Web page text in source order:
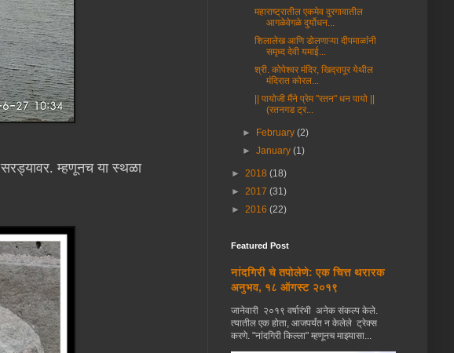
म्हणूनच या स्थळा
महाराष्ट्रातील एकमेव दुरगावातील
आगळेवेगळे दुर्योधन...
शिलालेख आणि डोलणाऱ्या दीपमाळांंनी
समृध्द देवी यमाई...
श्री. कोपेश्वर मंदिर, खिद्रापूर येथील
मंदिरात कोरल...
|| पायोजी मैंने प्रेम "रतन" धन पायो ||
(रतनगड ट्र...
► February(2)
►January(1)
► 2018 (18)
► 2017 (31)
► 2016 (22)
Featured Post
नांदगिरी चे तपोलेणे: एक चित्त थरारक
अनुभव, १८ ऑगस्ट २०१९
जानेवारी २०१९ वर्षारंभी अनेक संकल्प केले.
त्यातील एक होता, आजपर्यंत न केलेले ट्रेक्स
करणे. "नांदगिरी किल्ला" म्हणूनच माझ्यासा...